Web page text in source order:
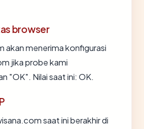
browser
akan menerima konfigurasi
jika probe kami
"OK". Nilai saat ini: OK.
saat ini berakhir di